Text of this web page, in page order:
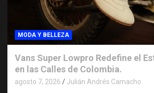
MODA Y BELLEZA
Vans Super Lowpro Redefine el
en las Calles de Colombia.
agosto 7, 2026 Julián Andrés Camacho